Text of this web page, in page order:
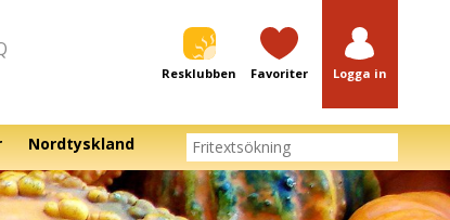
Resklubben Favoriter Logga in
Nordtyskland